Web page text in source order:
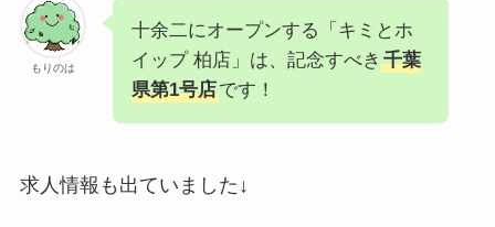
もりのは
十余二にオープンする「キミとホ
イップ 柏店」は、記念すべき 千葉
県第1号店です！
求人情報も出ていました↓